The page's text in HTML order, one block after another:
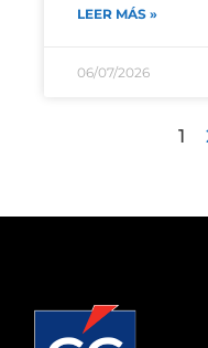
LEER MÁS »
06/07/2026
1